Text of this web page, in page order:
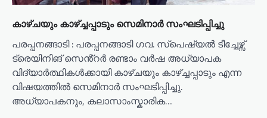
കാഴ്ചയും കാഴ്ച്ചപ്പാടും സെമിനാർ സംഘടിപ്പിച്ചു
പരപ്പനങ്ങാടി : പരപ്പനങ്ങാടി ഗവ. സ്പെഷ്യൽ ടീച്ചേഴ്സ്
ട്രെയിനിങ് സെൻ്റർ രണ്ടാം വർഷ അധ്യാപക
വിദ്യാർത്ഥികൾക്കായി കാഴ്ചയും കാഴ്ച്ചപ്പാടും എന്ന
വിഷയത്തിൽ സെമിനാർ സംഘടിപ്പിച്ചു.
അധ്യാപകനും, കലാസാംസ്കാരിക…